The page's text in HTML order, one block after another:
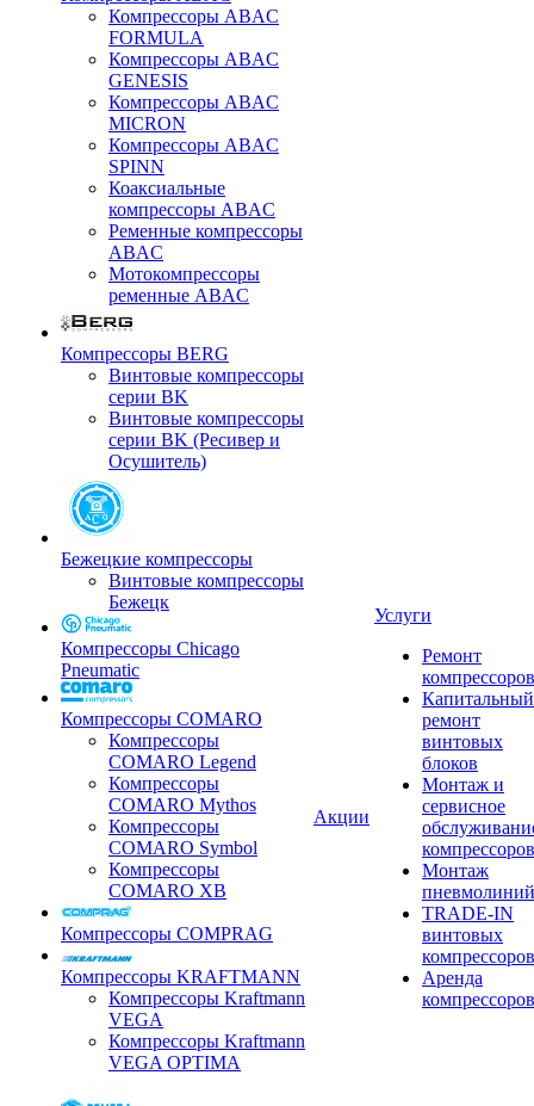
Компрессоры ABAC
FORMULA
Компрессоры ABAC
GENESIS
Компрессоры ABAC
MICRON
Компрессоры ABAC
SPINN
Коаксиальные
компрессоры ABAC
Ременные компрессоры
ABAC
Мотокомпрессоры
ременные ABAC
Компрессоры BERG
Винтовые компрессоры
серии BK
Винтовые компрессоры
серии BK (Ресивер и
Осушитель)
Бежецкие компрессоры
Винтовые компрессоры
Бежецк
Компрессоры Chicago
Pneumatic
Компрессоры COMARO
Компрессоры
COMARO Legend
Компрессоры
COMARO Mythos
Компрессоры
COMARO Symbol
Компрессоры
COMARO XB
Компрессоры COMPRAG
Компрессоры KRAFTMANN
Компрессоры Kraftmann
VEGA
Компрессоры Kraftmann
VEGA OPTIMA
Акции
Услуги
Ремонт
компрессоров
Капитальный
ремонт
винтовых
блоков
Монтаж и
сервисное
компрессоров
Монтаж
пневмолиний
TRADE-IN
винтовых
компрессоров
Аренда
компрессоров